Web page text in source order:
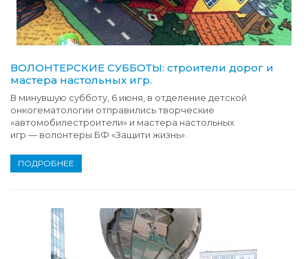
ВОЛОНТЕРСКИЕ СУББОТЫ: строители дорог и
мастера настольных игр.
В минувшую субботу, 6 июня, в отделение детской
онкогематологии отправились творческие
«автомобилестроители» и мастера настольных
игр — волонтеры БФ «Защити жизнь».
ПОДРОБНЕЕ